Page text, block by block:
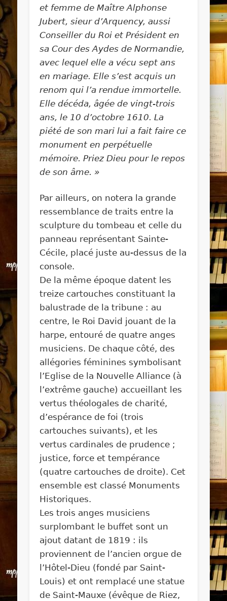
et femme de Maître Alphonse
Jubert, sieur d’Arquency, aussi
Conseiller du Roi et Président en
sa Cour des Aydes de Normandie,
avec lequel elle a vécu sept ans
en mariage. Elle s’est acquis un
renom qui l’a rendue immortelle.
Elle décéda, âgée de vingt-trois
ans, le 10 d’octobre 1610. La
piété de son mari lui a fait faire ce
monument en perpétuelle
mémoire. Priez Dieu pour le repos
de son âme. »
Par ailleurs, on notera la grande
ressemblance de traits entre la
sculpture du tombeau et celle du
panneau représentant Sainte-
Cécile, placé juste au-dessus de la
console.
De la même époque datent les
treize cartouches constituant la
balustrade de la tribune : au
centre, le Roi David jouant de la
harpe, entouré de quatre anges
musiciens. De chaque côté, des
allégories féminines symbolisant
l’Eglise de la Nouvelle Alliance (à
l’extrême gauche) accueillant les
vertus théologales de charité,
d’espérance de foi (trois
cartouches suivants), et les
vertus cardinales de prudence ;
justice, force et tempérance
(quatre cartouches de droite). Cet
ensemble est classé Monuments
Historiques.
Les trois anges musiciens
surplombant le buffet sont un
ajout datant de 1819 : ils
proviennent de l’ancien orgue de
l’Hôtel-Dieu (fondé par Saint-
Louis) et ont remplacé une statue
de Saint-Mauxe (évêque de Riez,